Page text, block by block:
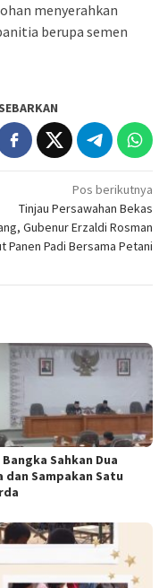
menyerahkan
berupa semen
Pos berikutnya
Tinjau Persawahan Bekas
Gubenur Erzaldi Rosman
Panen Padi Bersama Petani
Bangka Sahkan Dua
dan Sampakan Satu